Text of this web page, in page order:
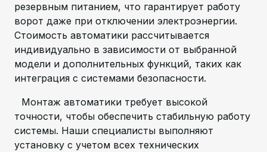
резервным питанием, что гарантирует работу
ворот даже при отключении электроэнергии.
Стоимость автоматики рассчитывается
индивидуально в зависимости от выбранной
модели и дополнительных функций, таких как
интеграция с системами безопасности.
Монтаж автоматики требует высокой
точности, чтобы обеспечить стабильную работу
системы. Наши специалисты выполняют
установку с учетом всех технических